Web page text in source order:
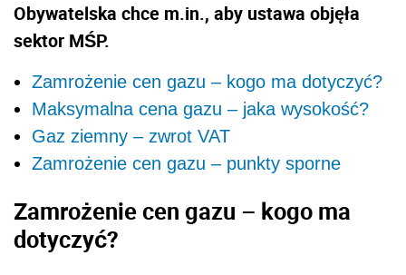
Obywatelska chce m.in., aby ustawa objęła
sektor MŚP.
Zamrożenie cen gazu – kogo ma dotyczyć?
Maksymalna cena gazu – jaka wysokość?
Gaz ziemny – zwrot VAT
Zamrożenie cen gazu – punkty sporne
Zamrożenie cen gazu – kogo ma
dotyczyć?